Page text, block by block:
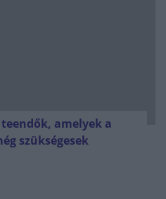
amelyek a
szükségesek